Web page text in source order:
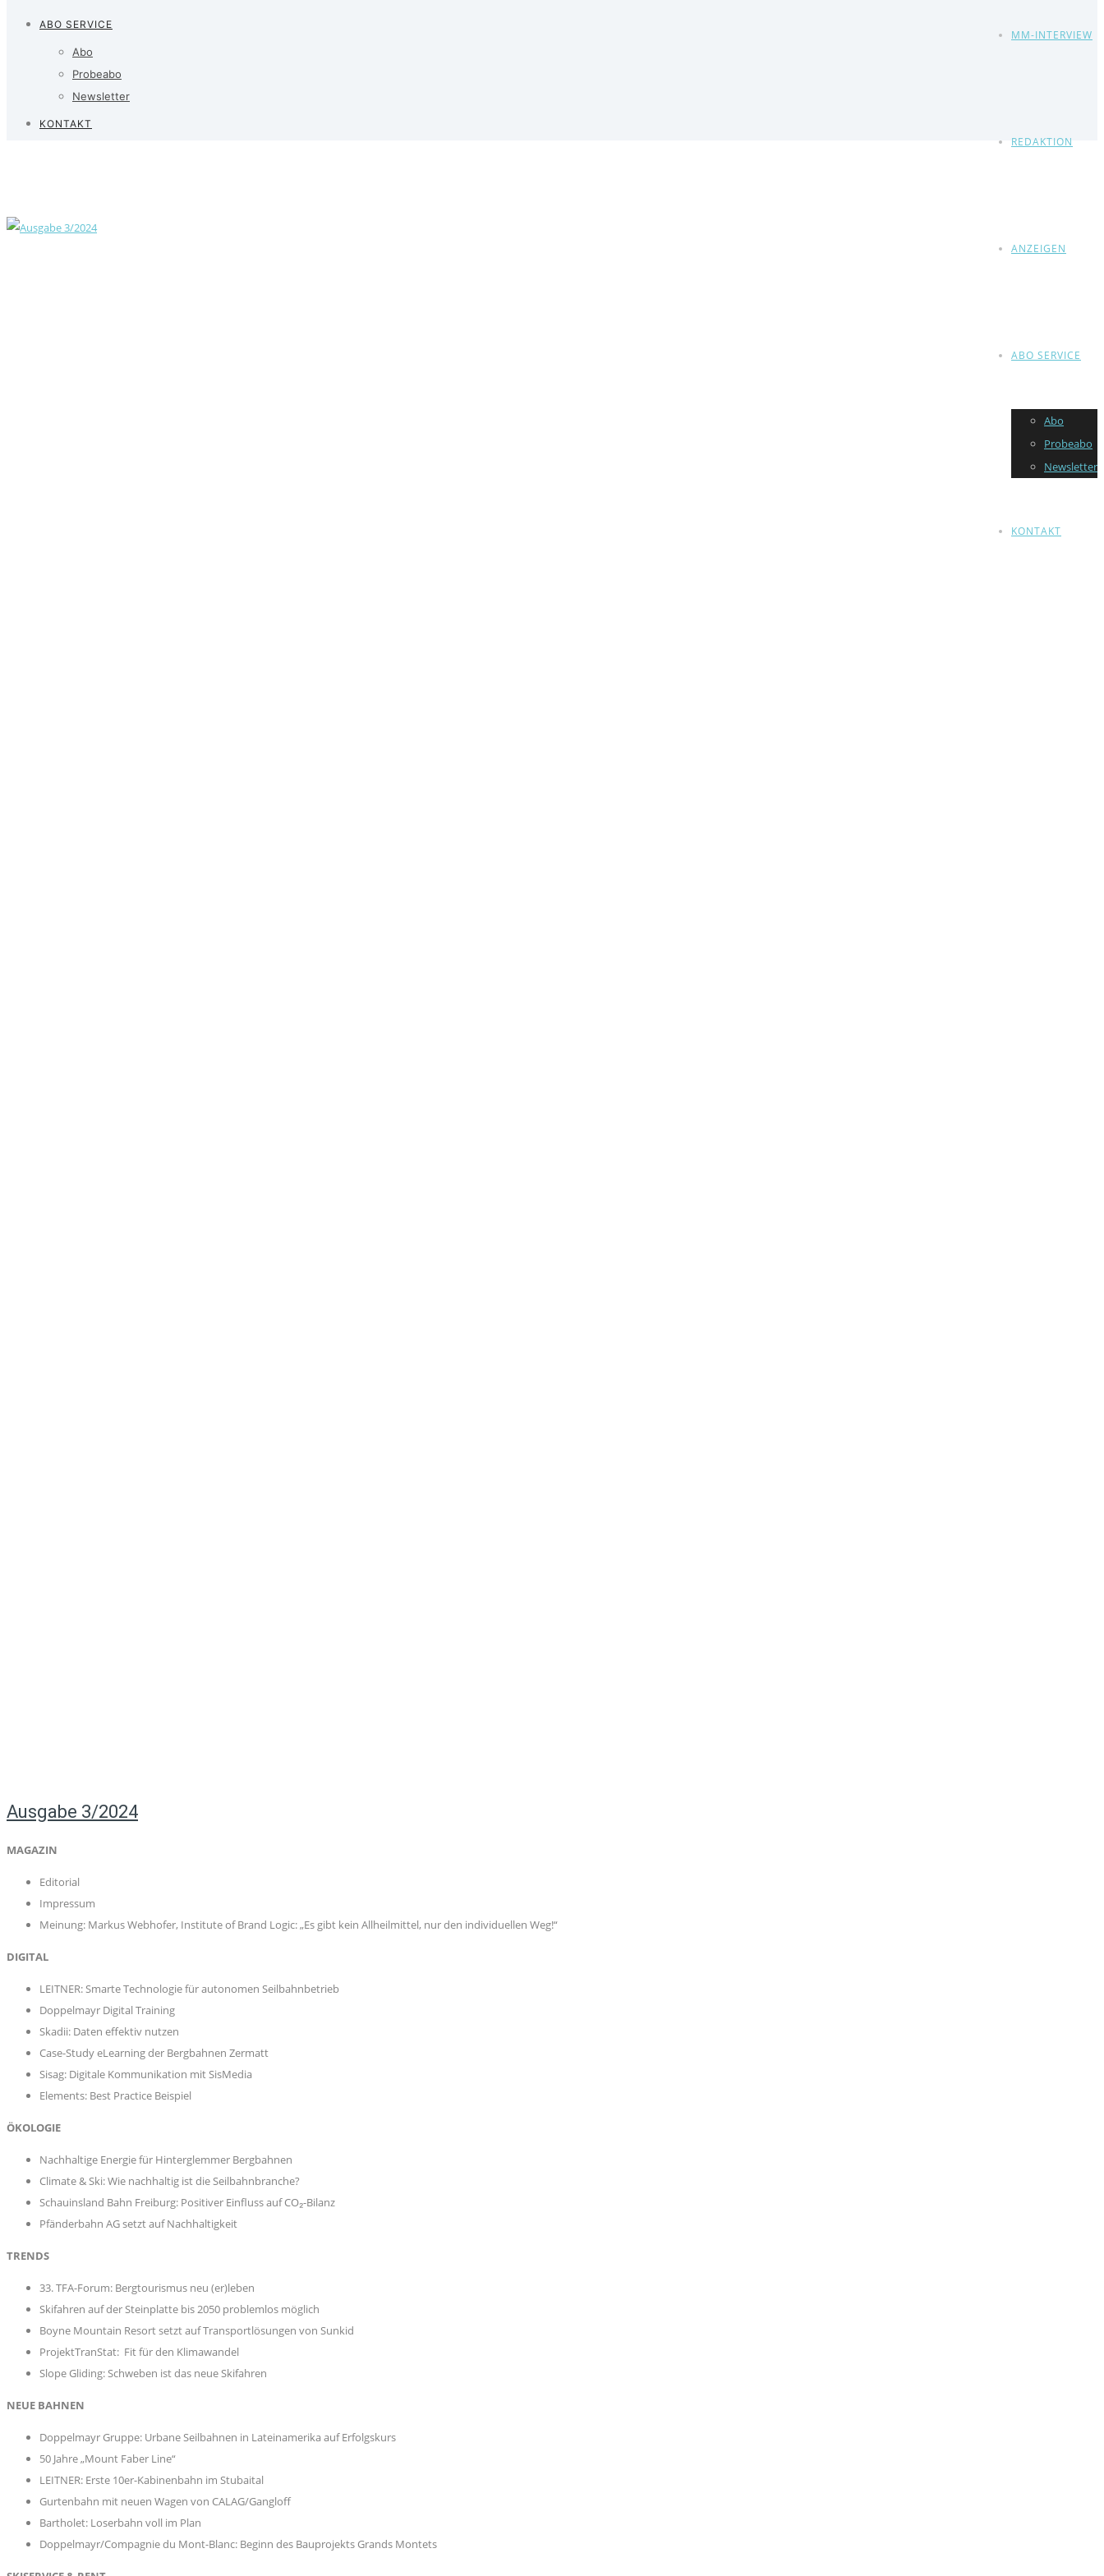
MM-INTERVIEW
REDAKTION
ANZEIGEN
ABO SERVICE
Abo
Probeabo
Newsletter
KONTAKT
ABO SERVICE
Abo
Probeabo
Newsletter
KONTAKT
Ausgabe 3/2024
MAGAZIN
Editorial
Impressum
Meinung: Markus Webhofer, Institute of Brand Logic: „Es gibt kein Allheilmittel, nur den individuellen Weg!“
DIGITAL
LEITNER: Smarte Technologie für autonomen Seilbahnbetrieb
Doppelmayr Digital Training
Skadii: Daten effektiv nutzen
Case-Study eLearning der Bergbahnen Zermatt
Sisag: Digitale Kommunikation mit SisMedia
Elements: Best Practice Beispiel
ÖKOLOGIE
Nachhaltige Energie für Hinterglemmer Bergbahnen
Climate & Ski: Wie nachhaltig ist die Seilbahnbranche?
Schauinsland Bahn Freiburg: Positiver Einfluss auf CO₂-Bilanz
Pfänderbahn AG setzt auf Nachhaltigkeit
TRENDS
33. TFA-Forum: Bergtourismus neu (er)leben
Skifahren auf der Steinplatte bis 2050 problemlos möglich
Boyne Mountain Resort setzt auf Transportlösungen von Sunkid
ProjektTranStat: Fit für den Klimawandel
Slope Gliding: Schweben ist das neue Skifahren
NEUE BAHNEN
Doppelmayr Gruppe: Urbane Seilbahnen in Lateinamerika auf Erfolgskurs
50 Jahre „Mount Faber Line“
LEITNER: Erste 10er-Kabinenbahn im Stubaital
Gurtenbahn mit neuen Wagen von CALAG/Gangloff
Bartholet: Loserbahn voll im Plan
Doppelmayr/Compagnie du Mont-Blanc: Beginn des Bauprojekts Grands Montets